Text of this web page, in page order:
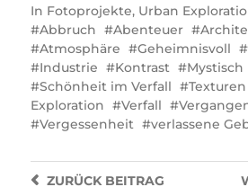
In Fotoprojekte, Urban
Abbruch
Abenteuer
Atmosphäre
Geheimnisvoll
Industrie
Kontrast Mystisch
Schönheit im Verfall
Texturen
Exploration
Verfall
Vergessenheit
verlassene
ZURÜCKBEITRAG